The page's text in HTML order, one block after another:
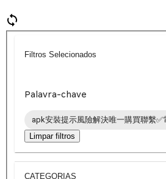
Filtros Selecionados
Palavra-chave
apk安裝提示風險解決唯一購買聯繫✅
Limpar filtros
CATEGORIAS